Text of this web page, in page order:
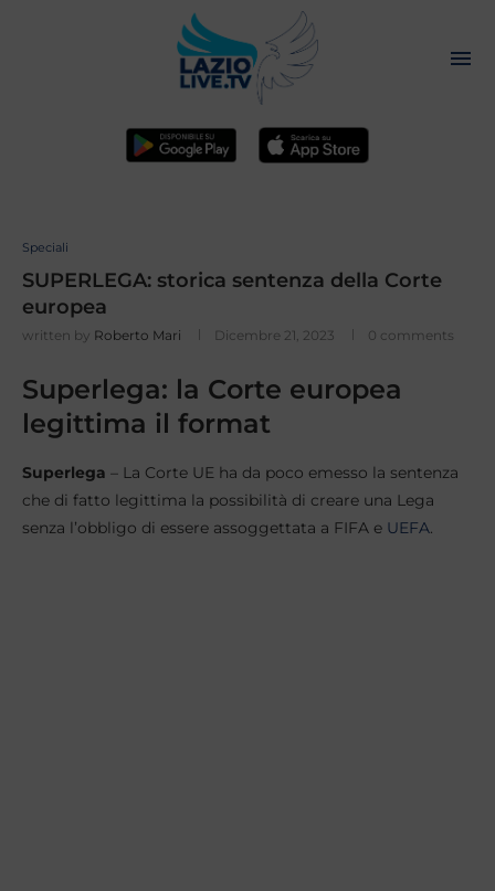
Speciali
SUPERLEGA: storica sentenza della Corte
europea
written by Roberto Mari Dicembre 21, 2023 0 comments
Superlega: la Corte europea
legittima il format
Superlega – La Corte UE ha da poco emesso la sentenza
che di fatto legittima la possibilità di creare una Lega
senza l’obbligo di essere assoggettata a FIFA e UEFA.